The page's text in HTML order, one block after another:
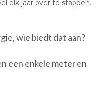
elk jaar over te stappen.
wie biedt dat aan?
een enkele meter en